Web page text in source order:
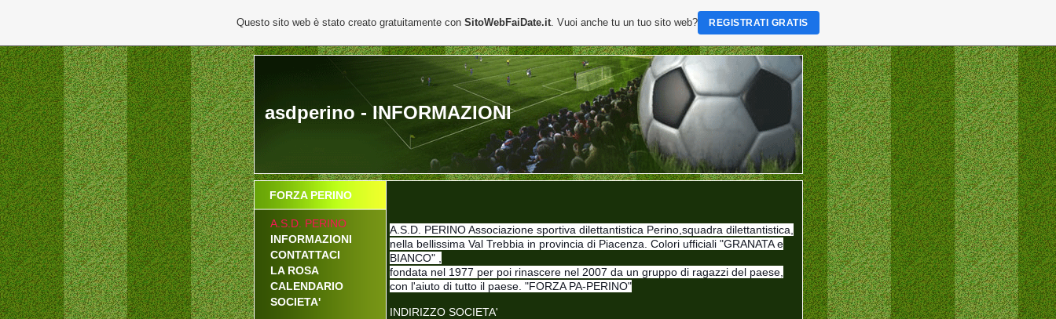
asdperino - INFORMAZIONI
FORZA PERINO
A.S.D. PERINO
INFORMAZIONI
CONTATTACI
LA ROSA
CALENDARIO
SOCIETA'
A.S.D. PERINO Associazione sportiva dilettantistica Perino,squadra dilettantistica,
nella bellissima Val Trebbia in provincia di Piacenza. Colori ufficiali "GRANATA e
BIANCO" ,
fondata nel 1977 per poi rinascere nel 2007 da un gruppo di ragazzi del paese,
con l'aiuto di tutto il paese. "FORZA PA-PERINO"
INDIRIZZO SOCIETA'
Questo sito web è stato creato gratuitamente conSitoWebFaiDate.it. Vuoi anche tu un tuo sito web? REGISTRATI GRATIS